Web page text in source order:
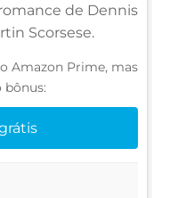
de Dennis
Scorsese.
Amazon Prime, mas
bônus: